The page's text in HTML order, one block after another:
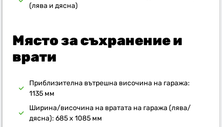
(лява и дясна)
Място за съхранение и
врати
Приблизителна вътрешна височина на гаража:
1135 мм
Ширина/височина на вратата на гаража (лява/
дясна): 685 x 1085 мм